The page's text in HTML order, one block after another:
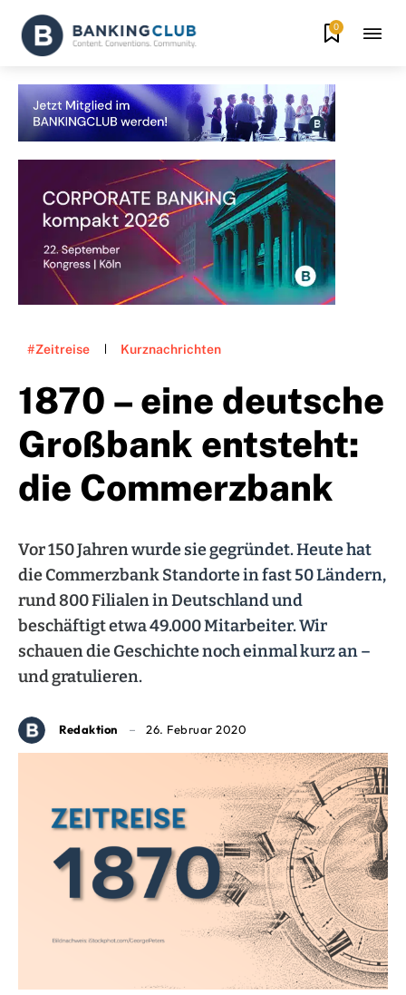
0
#Zeitreise Kurznachrichten
1870 – eine deutsche
Großbank entsteht:
die Commerzbank
Vor 150 Jahren wurde sie gegründet. Heute hat
die Commerzbank Standorte in fast 50 Ländern,
rund 800 Filialen in Deutschland und
beschäftigt etwa 49.000 Mitarbeiter. Wir
schauen die Geschichte noch einmal kurz an –
und gratulieren.
Redaktion 26. Februar 2020